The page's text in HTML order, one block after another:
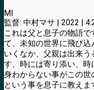
MI
監督: 中村マサ | 2022 |
これは父と息子の物語
て、未知の世界に飛び
いくなか、父親は出来
す、時には寄り添い、
身わからない事がこの世
という事を息子に教えま